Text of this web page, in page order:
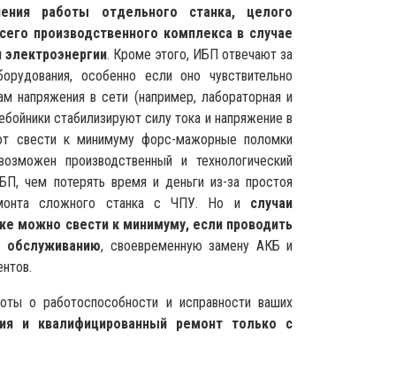
работы отдельного станка, целого
производственного комплекса в случае
. Кроме этого, ИБП отвечают за
особенно если оно чувствительно
напряжения в сети (например, лабораторная и
стабилизируют силу тока и напряжение в
свести к минимуму форс-мажорные поломки
производственный и технологический
чем потерять время и деньги из-за простоя
сложного станка с ЧПУ. Но и случаи
можно свести к минимуму, если проводить
, своевременную замену АКБ и
о работоспособности и исправности ваших
и квалифицированный ремонт только с